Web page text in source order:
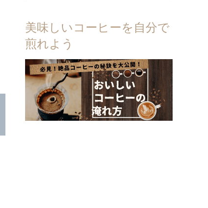
美味しいコーヒーを自分で
煎れよう